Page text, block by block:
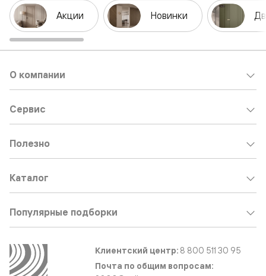
Акции Новинки
О компании
Сервис
Полезно
Каталог
Популярные подборки
Клиентский центр: 8 800 511 30 95
Почта по общим вопросам: